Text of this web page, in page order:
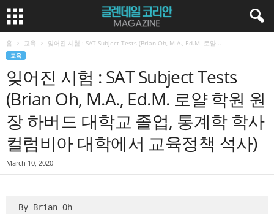
홈 교육 잊어진 시험 : SAT Subject Tests (Brian Oh, M.A., Ed.M. 로얄...
교육
잊어진 시험 : SAT Subject Tests
(Brian Oh, M.A., Ed.M. 로얄 학원 원
장 하버드 대학교 졸업, 통계학 학사
컬럼비아 대학에서 교육정책 석사)
March 10, 2020
By Brian Oh